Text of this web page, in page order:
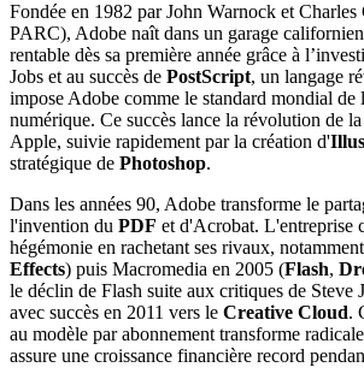
Fondée en 1982 par John Warnock et
PARC), Adobe naît dans un garage
rentable dès sa première année grâce à
Jobs et au succès de PostScript, un langage
impose Adobe comme le standard mondial de
numérique. Ce succès lance la révolution de
Apple, suivie rapidement par la création d'
stratégique de Photoshop.
Dans les années 90, Adobe transforme le
l'invention du PDF et d'Acrobat. L'entreprise
hégémonie en rachetant ses rivaux,
Effects) puis Macromedia en 2005 (Flash,
le déclin de Flash suite aux critiques de Steve
avec succès en 2011 vers le Creative Cloud.
au modèle par abonnement transforme
assure une croissance financière record